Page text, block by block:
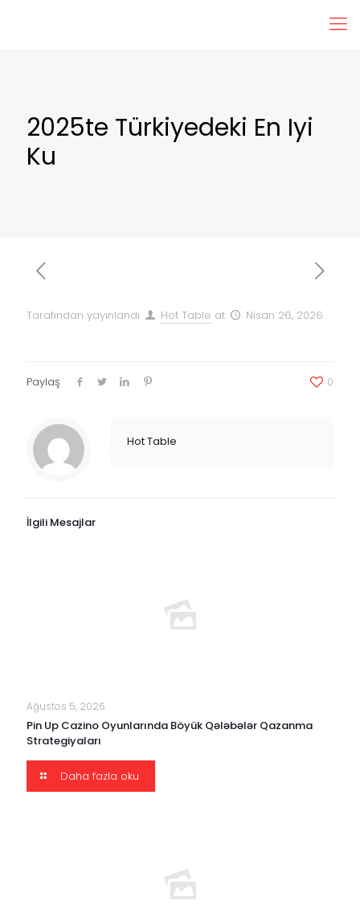
2025te Türkiyedeki En Iyi
Ku
Tarafından yayınlandı Hot Table at Nisan 26, 2026
Paylaş 0
Hot Table
İlgili Mesajlar
Ağustos 5, 2026
Pin Up Cazino Oyunlarında Böyük Qələbələr Qazanma
Strategiyaları
Daha fazla oku